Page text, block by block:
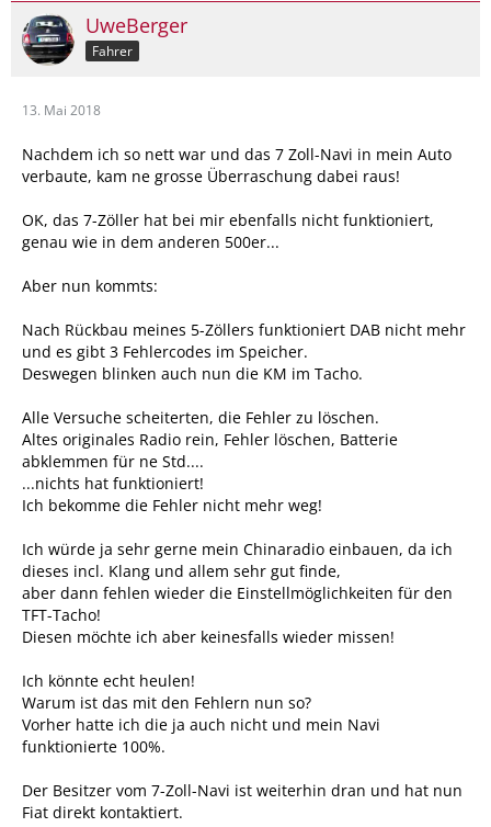
UweBerger
Fahrer
13. Mai 2018
Nachdem ich so nett war und das 7 Zoll-Navi in mein Auto
verbaute, kam ne grosse Überraschung dabei raus!
OK, das 7-Zöller hat bei mir ebenfalls nicht funktioniert,
genau wie in dem anderen 500er...
Aber nun kommts:
Nach Rückbau meines 5-Zöllers funktioniert DAB nicht mehr
und es gibt 3 Fehlercodes im Speicher.
Deswegen blinken auch nun die KM im Tacho.
Alle Versuche scheiterten, die Fehler zu löschen.
Altes originales Radio rein, Fehler löschen, Batterie
abklemmen für ne Std....
...nichts hat funktioniert!
Ich bekomme die Fehler nicht mehr weg!
Ich würde ja sehr gerne mein Chinaradio einbauen, da ich
dieses incl. Klang und allem sehr gut finde,
aber dann fehlen wieder die Einstellmöglichkeiten für den
TFT-Tacho!
Diesen möchte ich aber keinesfalls wieder missen!
Ich könnte echt heulen!
Warum ist das mit den Fehlern nun so?
Vorher hatte ich die ja auch nicht und mein Navi
funktionierte 100%.
Der Besitzer vom 7-Zoll-Navi ist weiterhin dran und hat nun
Fiat direkt kontaktiert.